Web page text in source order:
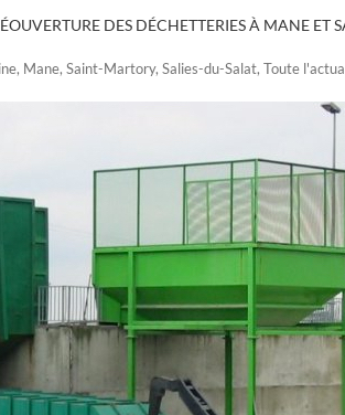
DES DÉCHETTERIES À MANE ET
, Mane, Saint-Martory, Salies-du-Salat, Toute